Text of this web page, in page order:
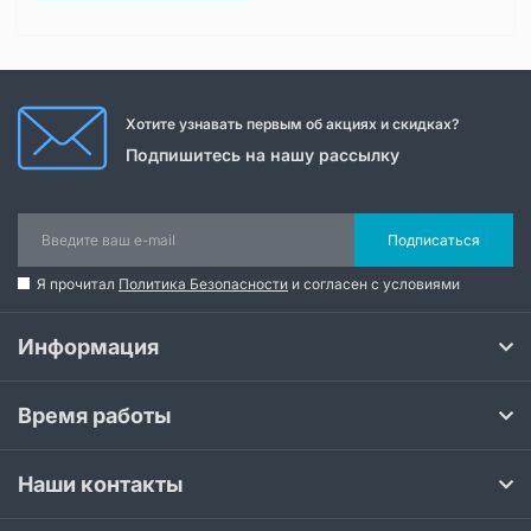
Хотите узнавать первым об акциях и скидках?
Подпишитесь на нашу рассылку
Подписаться
Я прочитал Политика Безопасности и согласен с условиями
Информация
Время работы
Наши контакты